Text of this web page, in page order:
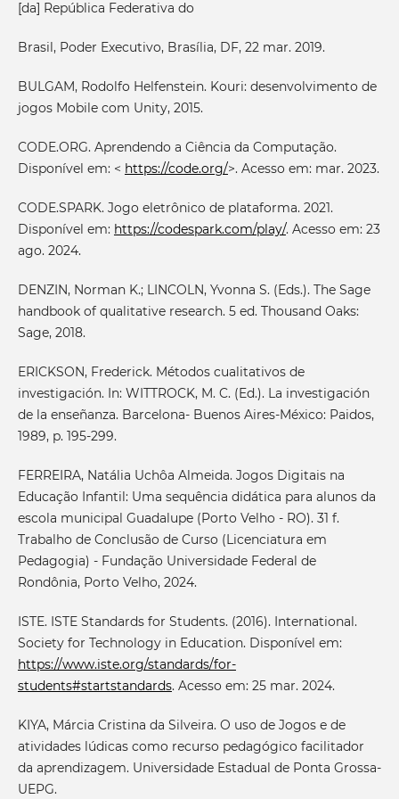
[da] República Federativa do
Brasil, Poder Executivo, Brasília, DF, 22 mar. 2019.
BULGAM, Rodolfo Helfenstein. Kouri: desenvolvimento de
jogos Mobile com Unity, 2015.
CODE.ORG. Aprendendo a Ciência da Computação.
Disponível em: < https://code.org/>. Acesso em: mar. 2023.
CODE.SPARK. Jogo eletrônico de plataforma. 2021.
Disponível em: https://codespark.com/play/. Acesso em: 23
ago. 2024.
DENZIN, Norman K.; LINCOLN, Yvonna S. (Eds.). The Sage
handbook of qualitative research. 5 ed. Thousand Oaks:
Sage, 2018.
ERICKSON, Frederick. Métodos cualitativos de
investigación. In: WITTROCK, M. C. (Ed.). La investigación
de la enseñanza. Barcelona- Buenos Aires-México: Paidos,
1989, p. 195-299.
FERREIRA, Natália Uchôa Almeida. Jogos Digitais na
Educação Infantil: Uma sequência didática para alunos da
escola municipal Guadalupe (Porto Velho - RO). 31 f.
Trabalho de Conclusão de Curso (Licenciatura em
Pedagogia) - Fundação Universidade Federal de
Rondônia, Porto Velho, 2024.
ISTE. ISTE Standards for Students. (2016). International.
Society for Technology in Education. Disponível em:
https://www.iste.org/standards/for-
students#startstandards. Acesso em: 25 mar. 2024.
KIYA, Márcia Cristina da Silveira. O uso de Jogos e de
atividades lúdicas como recurso pedagógico facilitador
da aprendizagem. Universidade Estadual de Ponta Grossa-
UEPG.